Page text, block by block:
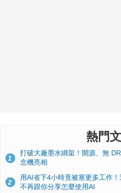
熱門
1
打破大廠墨水綁架！開源、無
念機亮相
2
用AI省下4小時竟被塞更多工作
不再跟你分享怎麼使用AI